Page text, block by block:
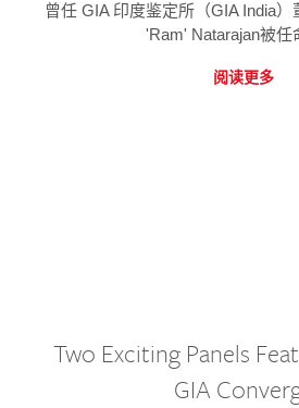
曾任 GIA 印度鉴定所（GIA India
'Ram' Natarajan被任
阅读更多
Two Exciting Panels
GIA